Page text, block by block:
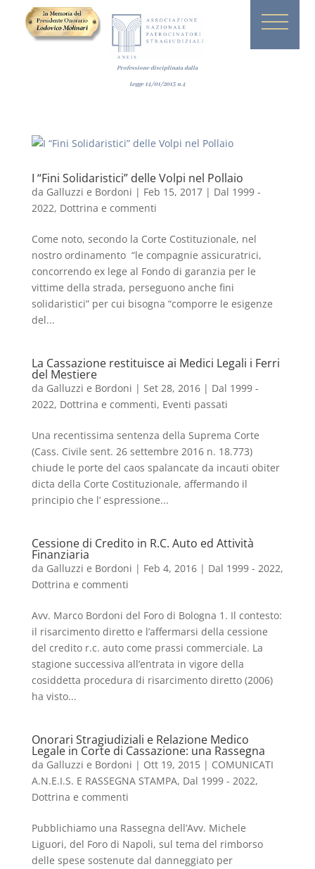
Professione disciplinata dalla
Legge14/01/2013n.4
I “Fini Solidaristici” delle Volpi nel Pollaio
da Galluzzi e Bordoni | Feb 15, 2017| Dal 1999 -
2022, Dottrina e commenti
Come noto, secondo la Corte Costituzionale, nel
nostro ordinamento “le compagnie assicuratrici,
concorrendo ex lege al Fondo di garanzia per le
vittime della strada, perseguono anche fini
solidaristici” per cui bisogna “comporre le esigenze
del...
La Cassazione restituisce ai Medici Legali i Ferri
del Mestiere
da Galluzzi e Bordoni | Set 28, 2016| Dal 1999 -
2022, Dottrina e commenti, Eventi passati
Una recentissima sentenza della Suprema Corte
(Cass. Civile sent. 26 settembre 2016 n. 18.773)
chiude le porte del caos spalancate da incauti obiter
dicta della Corte Costituzionale, affermando il
principio che l’ espressione...
Cessione di Credito in R.C. Auto ed Attività
Finanziaria
da Galluzzi e Bordoni | Feb 4, 2016| Dal 1999 - 2022,
Dottrina e commenti
Avv. Marco Bordoni del Foro di Bologna 1. Il contesto:
il risarcimento diretto e l’affermarsi della cessione
del credito r.c. auto come prassi commerciale. La
stagione successiva all’entrata in vigore della
cosiddetta procedura di risarcimento diretto (2006)
ha visto...
Onorari Stragiudiziali e Relazione Medico
Legale in Corte di Cassazione: una Rassegna
da Galluzzi e Bordoni | Ott 19, 2015| COMUNICATI
A.N.E.I.S. E RASSEGNA STAMPA, Dal 1999 - 2022,
Dottrina e commenti
Pubblichiamo una Rassegna dell’Avv. Michele
Liguori, del Foro di Napoli, sul tema del rimborso
delle spese sostenute dal danneggiato per